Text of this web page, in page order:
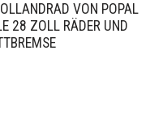
VON POPAL
28 ZOLL RÄDER UND